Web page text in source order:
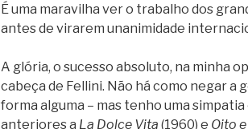
É uma maravilha ver o trabalho dos
antes de virarem unanimidade
A glória, o sucesso absoluto, na minha
cabeça de Fellini. Não há como negar a
forma alguma – mas tenho uma
anteriores a La Dolce Vita (1960) e Oito